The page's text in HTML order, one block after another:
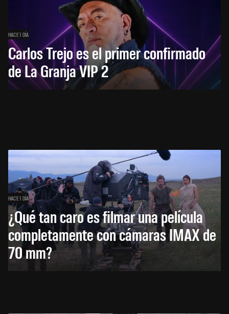
HACE 1 DÍA
Carlos Trejo es el primer confirmado
de La Granja VIP 2
HACE 1 DÍA
¿Qué tan caro es filmar una película
completamente con cámaras IMAX de
70 mm?